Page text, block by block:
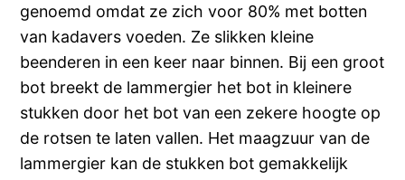
genoemd omdat ze zich voor 80% met botten
van kadavers voeden. Ze slikken kleine
beenderen in een keer naar binnen. Bij een groot
bot breekt de lammergier het bot in kleinere
stukken door het bot van een zekere hoogte op
de rotsen te laten vallen. Het maagzuur van de
lammergier kan de stukken bot gemakkelijk